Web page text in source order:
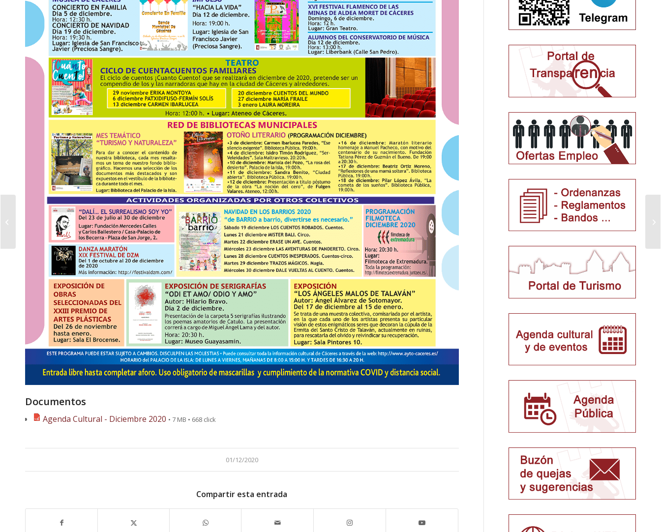
Documentos
Agenda Cultural - Diciembre 2020 • 7 MB • 668 click
01/12/2020
Compartir esta entrada
El Grupo de Ciudades
Patrimonio de la
Humanidad convoca la
octava edición del...